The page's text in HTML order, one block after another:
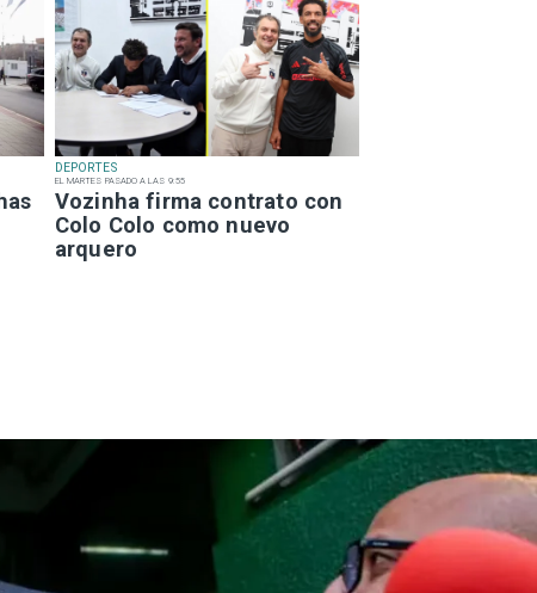
DEPORTES
EL MARTES PASADO A LAS 9:55
Vozinha firma contrato con
Colo Colo como nuevo
arquero